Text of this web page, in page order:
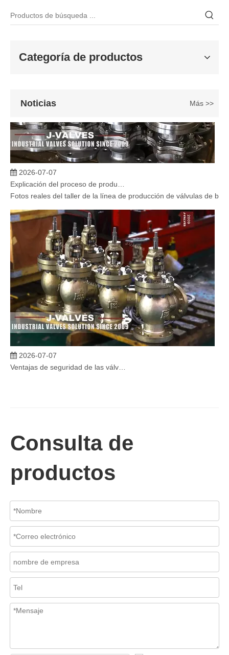
Categoría de productos
Noticias Más >>
Fotos reales del taller de la línea de producción de válvulas de
En sistemas industriales críticos, la confiabilidad de las válvulas
2026-07-06
En los sistemas de tuberías industriales, mantener la calidad del
Consulta de
productos